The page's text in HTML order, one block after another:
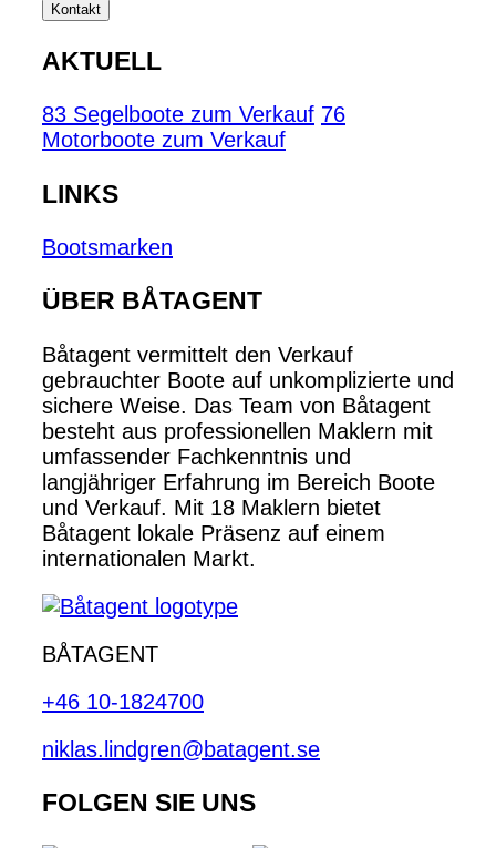
Kontakt
AKTUELL
83 Segelboote zum Verkauf 76
Motorboote zum Verkauf
LINKS
Bootsmarken
ÜBER BÅTAGENT
Båtagent vermittelt den Verkauf
gebrauchter Boote auf unkomplizierte und
sichere Weise. Das Team von Båtagent
besteht aus professionellen Maklern mit
umfassender Fachkenntnis und
langjähriger Erfahrung im Bereich Boote
und Verkauf. Mit 18 Maklern bietet
Båtagent lokale Präsenz auf einem
internationalen Markt.
BÅTAGENT
+46 10-1824700
niklas.lindgren@batagent.se
FOLGEN SIE UNS